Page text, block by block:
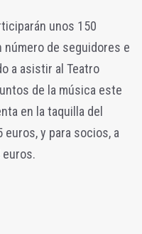
unos 150
número de seguidores e
a asistir al Teatro
de la música este
en la taquilla del
y para socios, a